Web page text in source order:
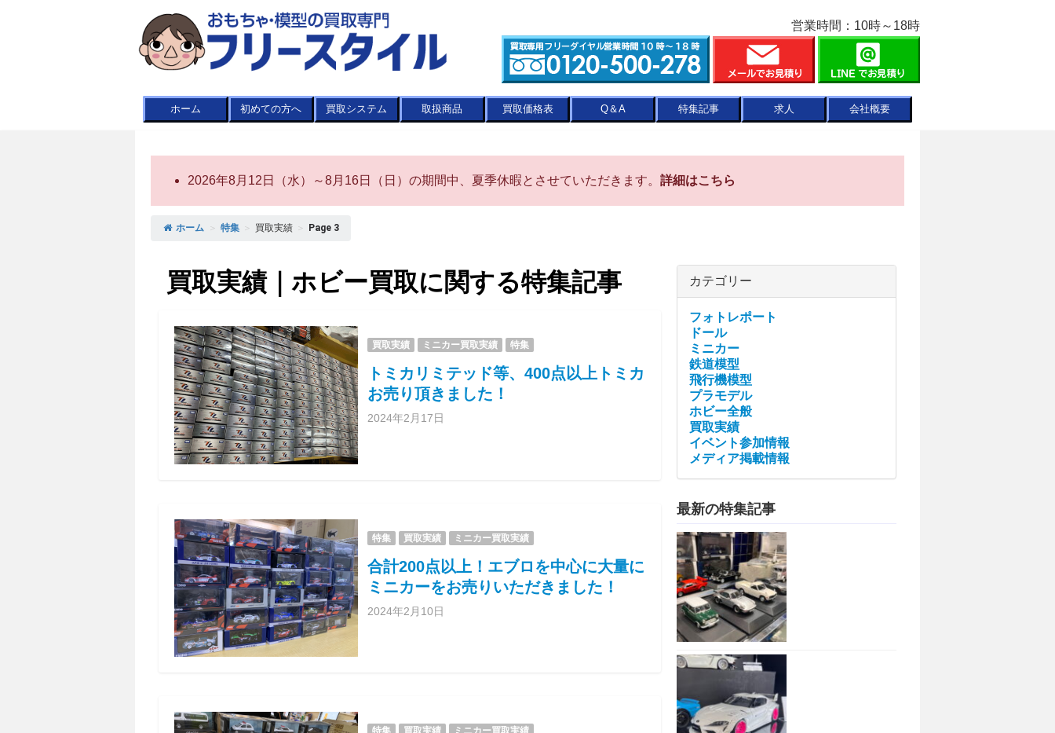
営業時間：10時～18時
ホーム 初めての方へ 買取システム 取扱商品 買取価格表 Q＆A 特集記事 求人 会社概要
2026年8月12日（水）～8月16日（日）の期間中、夏季休暇とさせていただきます。 詳細はこちら
ホーム ＞ 特集 ＞ 買取実績 ＞ Page 3
買取実績｜ホビー買取に関する特集記事
買取実績 ミニカー買取実績 特集
トミカリミテッド等、400点以上トミカ
お売り頂きました！
2024年2月17日
特集 買取実績 ミニカー買取実績
合計200点以上！エブロを中心に大量に
ミニカーをお売りいただきました！
2024年2月10日
カテゴリー
フォトレポート
ドール
ミニカー
鉄道模型
飛行機模型
プラモデル
ホビー全般
買取実績
イベント参加情報
メディア掲載情報
最新の特集記事